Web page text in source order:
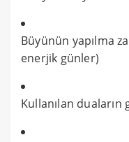
Büyünün yapılma
enerjik günler)
Kullanılan duaların